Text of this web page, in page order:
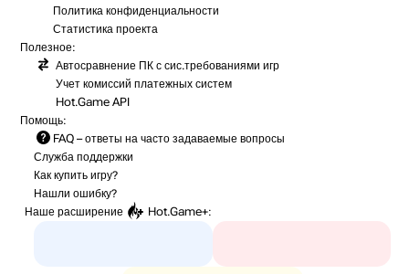
Политика конфиденциальности
Статистика проекта
Полезное:
Автосравнение ПК с сис.требованиями игр
Учет комиссий платежных систем
Hot.Game API
Помощь:
FAQ – ответы на часто задаваемые вопросы
Служба поддержки
Как купить игру?
Нашли ошибку?
Наше расширение
Hot.Game+: